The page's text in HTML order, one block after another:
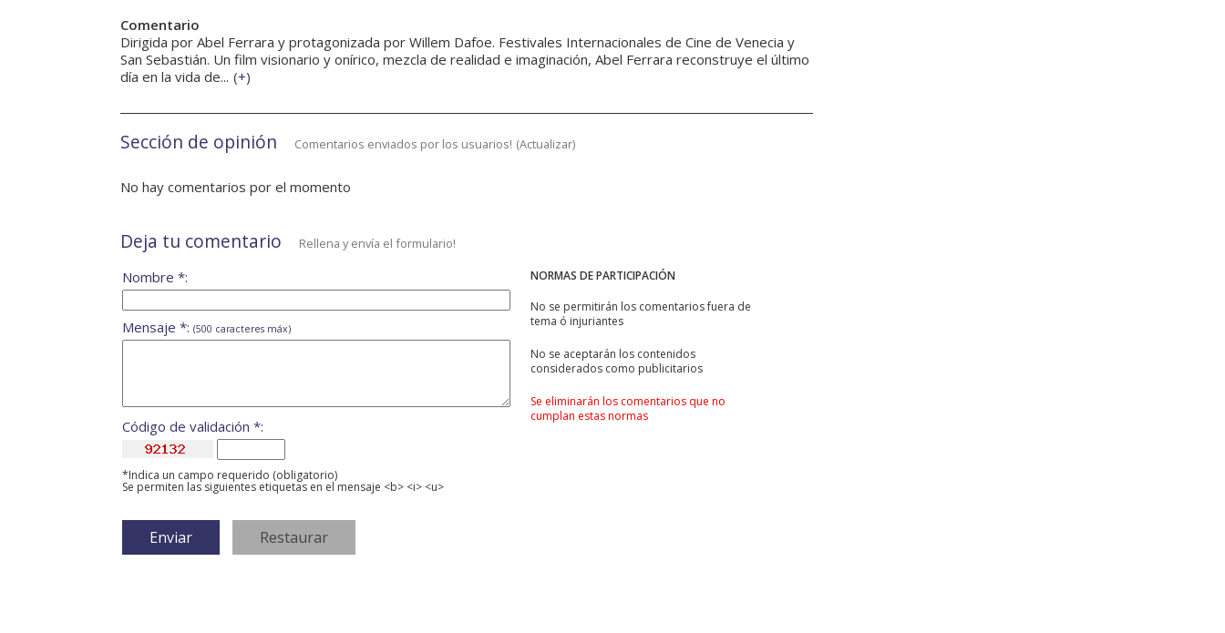
Comentario
Dirigida por Abel Ferrara y protagonizada por Willem Dafoe. Festivales Internacionales de Cine de Venecia y
San Sebastián. Un film visionario y onírico, mezcla de realidad e imaginación, Abel Ferrara reconstruye el último
día en la vida de... (+)
Sección de opinión Comentarios enviados por los usuarios! (Actualizar)
No hay comentarios por el momento
Deja tu comentario Rellena y envía el formulario!
NORMAS DE PARTICIPACIÓN
No se permitirán los comentarios fuera de
tema ó injuriantes
No se aceptarán los contenidos
considerados como publicitarios
Se eliminarán los comentarios que no
cumplan estas normas
Nombre *:
Mensaje *: (500 caracteres máx)
Código de validación *:
*Indica un campo requerido (obligatorio)
Se permiten las siguientes etiquetas en el mensaje <b> <i> <u>